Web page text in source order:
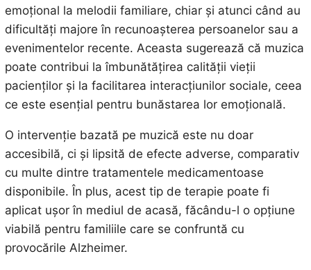
emoțional la melodii familiare, chiar și atunci când au
dificultăți majore în recunoașterea persoanelor sau a
evenimentelor recente. Aceasta sugerează că muzica
poate contribui la îmbunătățirea calității vieții
pacienților și la facilitarea interacțiunilor sociale, ceea
ce este esențial pentru bunăstarea lor emoțională.
O intervenție bazată pe muzică este nu doar
accesibilă, ci și lipsită de efecte adverse, comparativ
cu multe dintre tratamentele medicamentoase
disponibile. În plus, acest tip de terapie poate fi
aplicat ușor în mediul de acasă, făcându-l o opțiune
viabilă pentru familiile care se confruntă cu
provocările Alzheimer.